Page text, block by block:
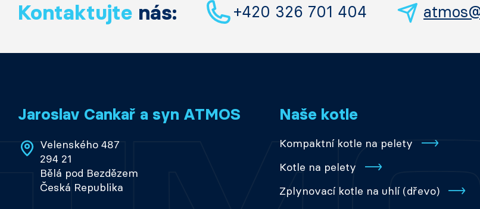
Kontaktujte nás: +420 326 701 404
Jaroslav Cankař a syn ATMOS
Velenského 487
294 21
Bělá pod Bezdězem
Česká Republika
Naše kotle
Kompaktní kotle na pelety
Kotle na pelety
Zplynovací kotle na uhlí (dřevo)